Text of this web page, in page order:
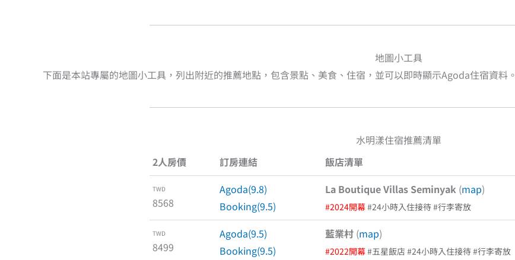
地圖小工具
下面是本站專屬的地圖小工具，列出附近的推薦地點，包含景點、美食、住宿，並可以即時顯示Agoda住宿資料。
水明漾住宿推薦清單
2人房價
訂房連結 飯店清單
TWD
8568
Agoda(9.8)
Booking(9.5)
La Boutique Villas Seminyak (map)
#2024開幕#24小時入住接待 #行李寄放
TWD
8499
Agoda(9.5)
Booking(9.5)
藍業村 (map)
#2022開幕#五星飯店 #24小時入住接待 #行李寄放